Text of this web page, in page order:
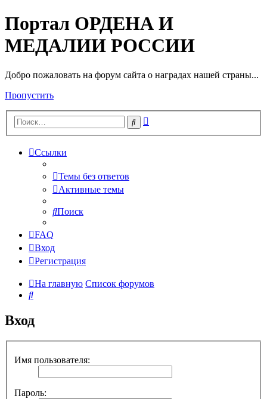
Портал ОРДЕНА И
МЕДАЛИИ РОССИИ
Добро пожаловать на форум сайта о наградах нашей страны...
Пропустить
Поиск
Ссылки
Темы без ответов
Активные темы
Поиск
FAQ
Вход
Регистрация
На главную Список форумов
Поиск
Вход
Имя пользователя:
Пароль: